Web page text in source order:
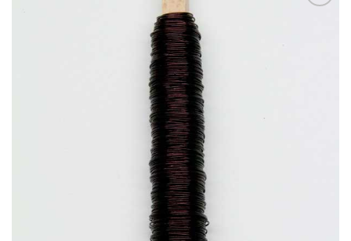
wenslijst